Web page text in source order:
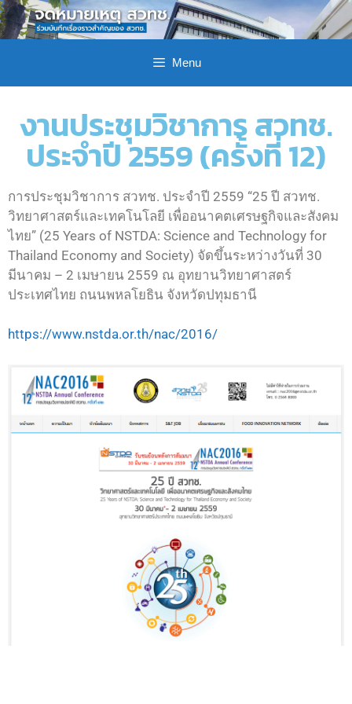
Menu
งานประชุมวิชาการ สวทช.
ประจำปี 2559 (ครั้งที่ 12)
การประชุมวิชาการ สวทช. ประจำปี 2559 “25 ปี สวทช.
วิทยาศาสตร์และเทคโนโลยี เพื่ออนาคตเศรษฐกิจและสังคม
ไทย” (25 Years of NSTDA: Science and Technology for
Thailand Economy and Society) จัดขึ้นระหว่างวันที่ 30
มีนาคม – 2 เมษายน 2559 ณ อุทยานวิทยาศาสตร์
ประเทศไทย ถนนพหลโยธิน จังหวัดปทุมธานี
https://www.nstda.or.th/nac/2016/